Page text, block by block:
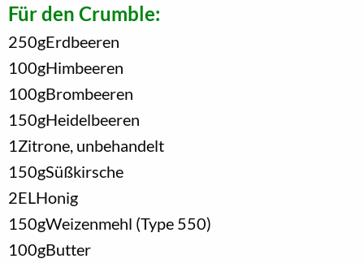
Für den Crumble:
250gErdbeeren
100gHimbeeren
100gBrombeeren
150gHeidelbeeren
1 Zitrone, unbehandelt
150gSüßkirsche
2EL Honig
150gWeizenmehl (Type 550)
100gButter